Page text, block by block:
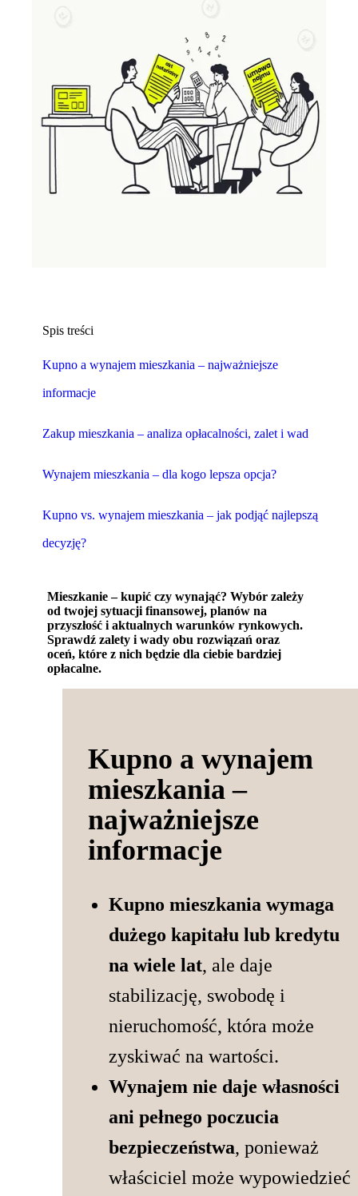
Spis treści
Kupno a wynajem mieszkania – najważniejsze
informacje
Zakup mieszkania – analiza opłacalności, zalet i wad
Wynajem mieszkania – dla kogo lepsza opcja?
Kupno vs. wynajem mieszkania – jak podjąć najlepszą
decyzję?
Mieszkanie – kupić czy wynająć? Wybór zależy
od twojej sytuacji finansowej, planów na
przyszłość i aktualnych warunków rynkowych.
Sprawdź zalety i wady obu rozwiązań oraz
oceń, które z nich będzie dla ciebie bardziej
opłacalne.
Kupno a wynajem
mieszkania –
najważniejsze
informacje
Kupno mieszkania wymaga
dużego kapitału lub kredytu
na wiele lat, ale daje
stabilizację, swobodę i
nieruchomość, która może
zyskiwać na wartości.
Wynajem nie daje własności
ani pełnego poczucia
bezpieczeństwa, ponieważ
właściciel może wypowiedzieć